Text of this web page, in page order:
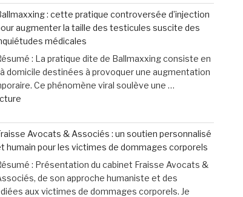
: cette pratique controversée d’injection
augmenter la taille des testicules suscite des
médicales
: La pratique dite de Ballmaxxing consiste en
domicile destinées à provoquer une augmentation
Ce phénomène viral soulève une …
de
:
cette
pratique
controversée
d’injection
pour
Avocats & Associés : un soutien personnalisé
humain pour les victimes de dommages corporels
: Présentation du cabinet Fraisse Avocats &
de son approche humaniste et des
aux victimes de dommages corporels. Je